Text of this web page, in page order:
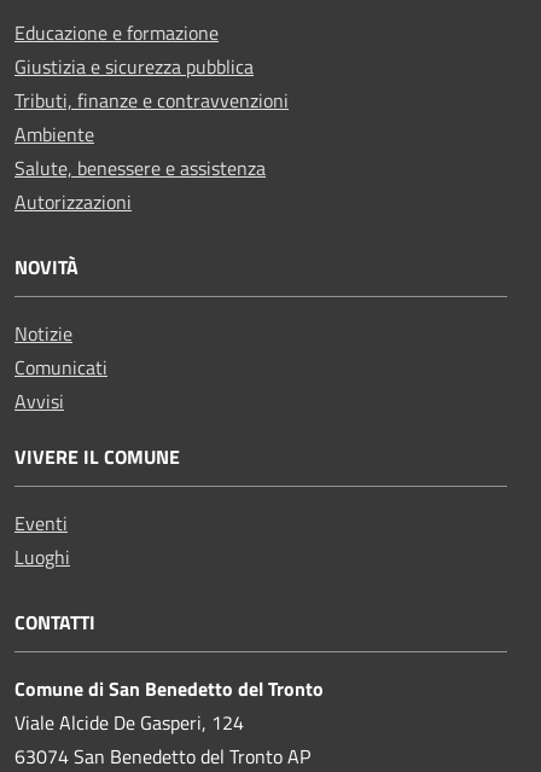
Educazione e formazione
Giustizia e sicurezza pubblica
Tributi, finanze e contravvenzioni
Ambiente
Salute, benessere e assistenza
Autorizzazioni
NOVITÀ
Notizie
Comunicati
Avvisi
VIVERE IL COMUNE
Eventi
Luoghi
CONTATTI
Comune di San Benedetto del Tronto
Viale Alcide De Gasperi, 124
63074 San Benedetto del Tronto AP